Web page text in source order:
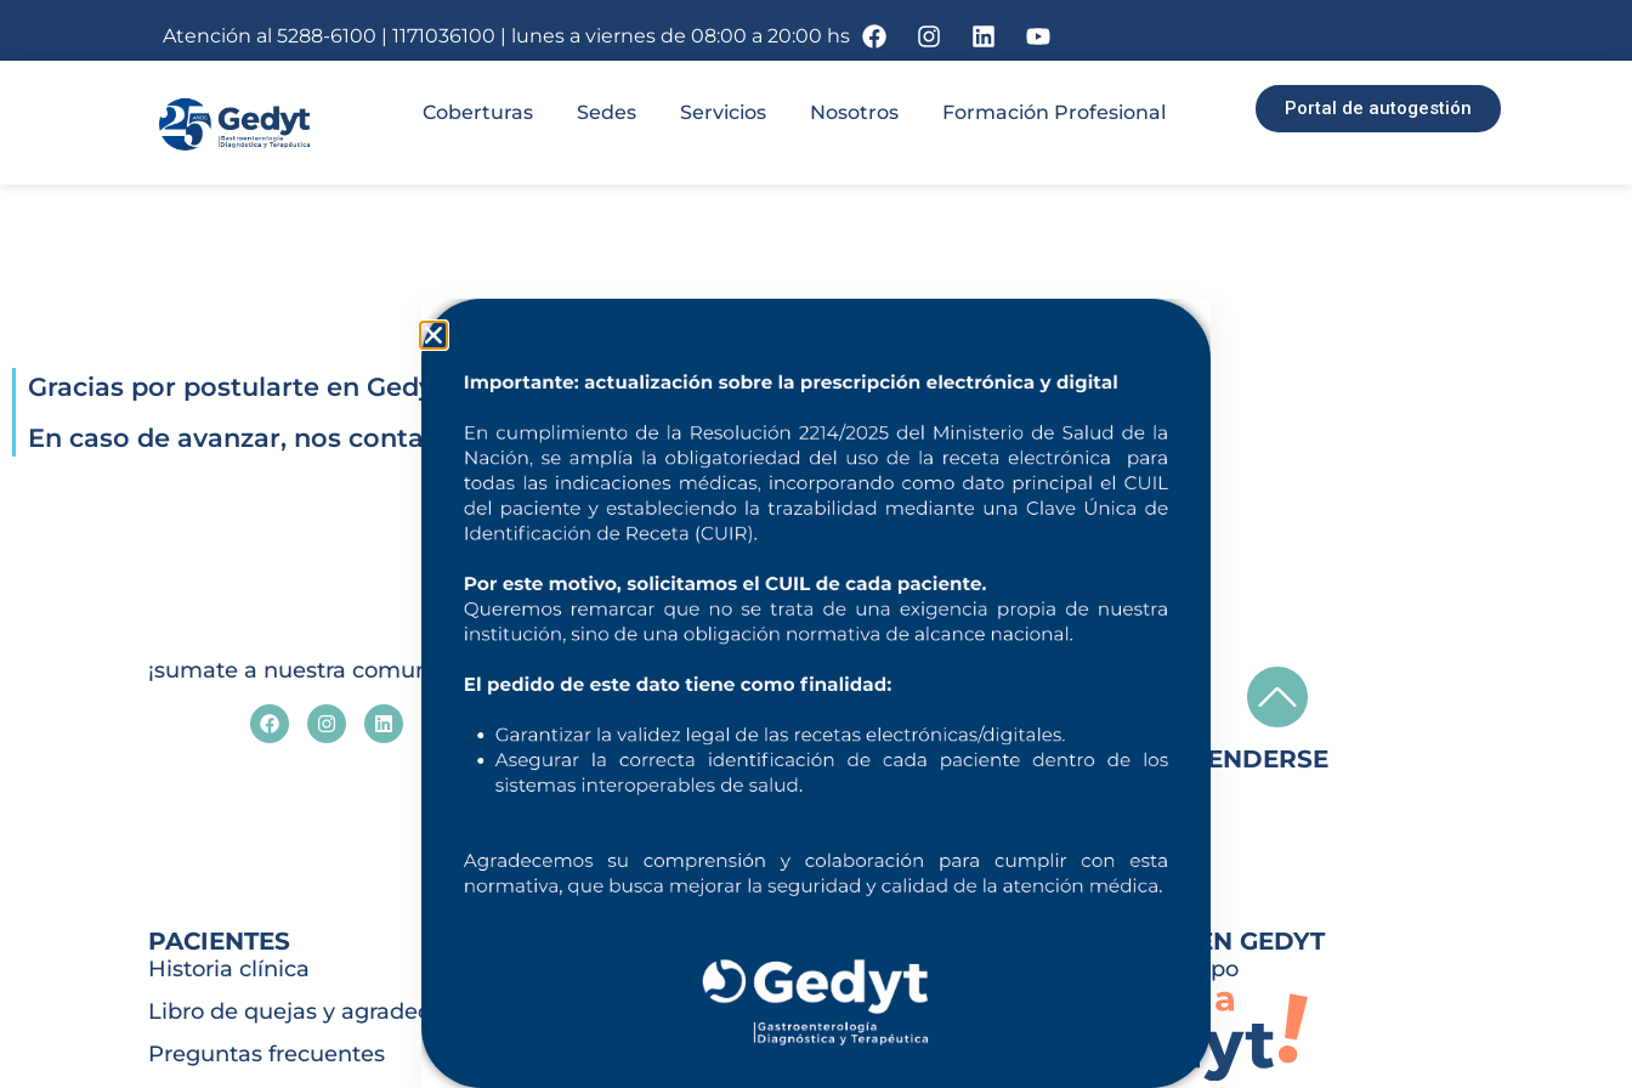
Atención al 5288-6100 | 1171036100 | lunes a viernes de 08:00 a 20:00 hs
Coberturas Sedes Servicios Nosotros Formación Profesional Portal de autogestión
Gracias por postularte en Gedyt. Hemos recibido tus datos.
En caso de avanzar, nos contactaremos con vos.
VOLVER AL INICIO
¡sumate a nuestra comunidad!
PACIENTES
Historia clínica
Libro de quejas y agradecimientos
Preguntas frecuentes
Atención telefónica
5288-6100
1171036100
Ateneos Clínicos
Carrera de Médico Especialista en
Endoscopía Diagnóstica y
DÓNDE ATENDERSE
TRABAJÁ EN GEDYT
Unite al equipo